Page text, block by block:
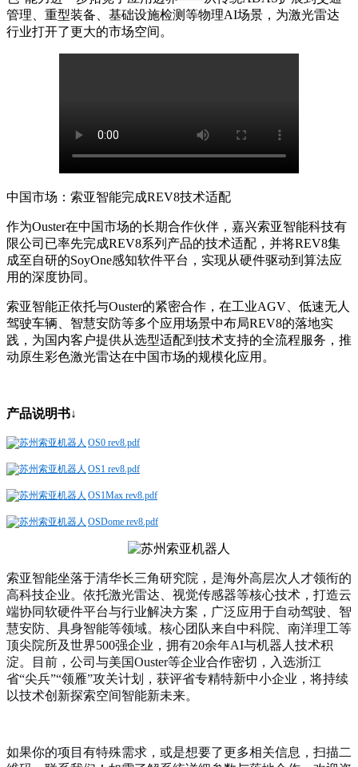
管理、重型装备、基础设施检测等物理AI场景，为激光雷达
行业打开了更大的市场空间。
中国市场：索亚智能完成REV8技术适配
作为Ouster在中国市场的长期合作伙伴，嘉兴索亚智能科技有
限公司已率先完成REV8系列产品的技术适配，并将REV8集
成至自研的SoyOne感知软件平台，实现从硬件驱动到算法应
用的深度协同。
索亚智能正依托与Ouster的紧密合作，在工业AGV、低速无人
驾驶车辆、智慧安防等多个应用场景中布局REV8的落地实
践，为国内客户提供从选型适配到技术支持的全流程服务，推
动原生彩色激光雷达在中国市场的规模化应用。
产品说明书↓
OS0 rev8.pdf
OS1 rev8.pdf
OS1Max rev8.pdf
OSDome rev8.pdf
索亚智能坐落于清华长三角研究院，是海外高层次人才领衔的
高科技企业。依托激光雷达、视觉传感器等核心技术，打造云
端协同软硬件平台与行业解决方案，广泛应用于自动驾驶、智
慧安防、具身智能等领域。核心团队来自中科院、南洋理工等
顶尖院所及世界500强企业，拥有20余年AI与机器人技术积
淀。目前，公司与美国Ouster等企业合作密切，入选浙江
省“尖兵”“领雁”攻关计划，获评省专精特新中小企业，将持续
以技术创新探索空间智能新未来。
如果你的项目有特殊需求，或是想要了更多相关信息，扫描二